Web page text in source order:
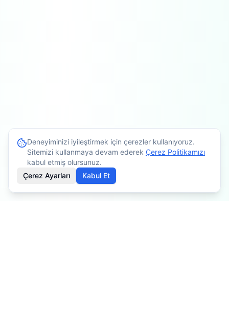
Deneyiminizi iyileştirmek için çerezler kullanıyoruz.
Sitemizi kullanmaya devam ederek Çerez Politikamızı
kabul etmiş olursunuz.
Çerez Ayarları
Kabul Et